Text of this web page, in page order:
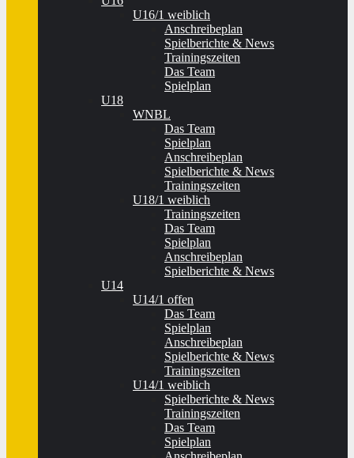
U16/1 weiblich
Anschreibeplan
Spielberichte & News
Trainingszeiten
Das Team
Spielplan
U18
WNBL
Das Team
Spielplan
Anschreibeplan
Spielberichte & News
Trainingszeiten
U18/1 weiblich
Trainingszeiten
Das Team
Spielplan
Anschreibeplan
Spielberichte & News
U14
U14/1 offen
Das Team
Spielplan
Anschreibeplan
Spielberichte & News
Trainingszeiten
U14/1 weiblich
Spielberichte & News
Trainingszeiten
Das Team
Spielplan